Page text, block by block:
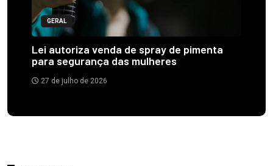
GERAL
Lei autoriza venda de spray de pimenta
para segurança das mulheres
27 de julho de 2026